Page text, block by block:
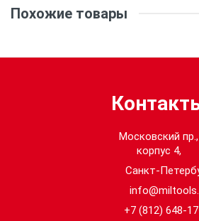
мин):
0 -
Скорость без нагрузки
0 -
Емкость аккумулятора
(Ач):
Похожие товары
Московский
корпус 4,
Санкт-
+7 (812) 648-